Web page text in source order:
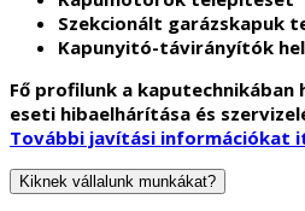
Szekcionált garázskapuk
Kapunyitó-távirányítók
Fő profilunk a
eseti hibaelhárítása és
További javítási információkat
Kiknek vállalunk munkákat?